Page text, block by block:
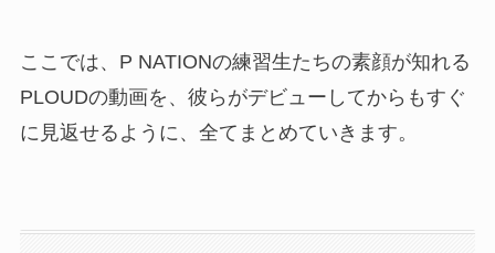
ここでは、P NATIONの練習生たちの素顔が知れる
PLOUDの動画を、彼らがデビューしてからもすぐ
に見返せるように、全てまとめていきます。